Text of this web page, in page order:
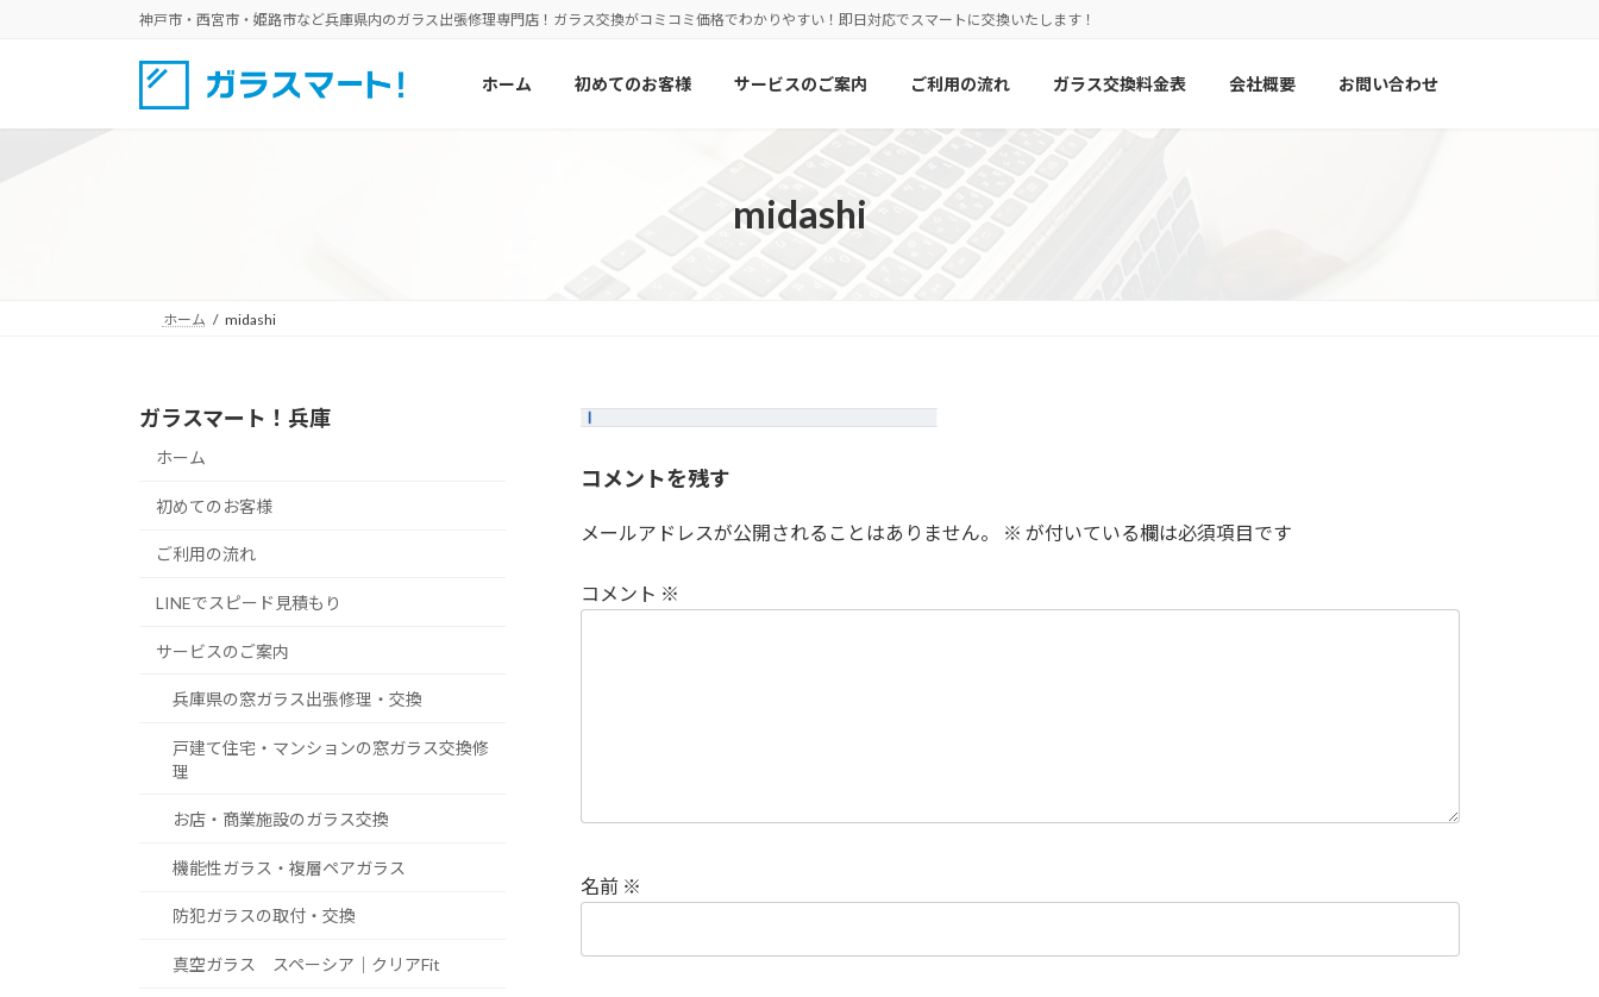
ツ
シ
神戸市・西宮市・姫路市など兵庫県内のガラス出張修理専門店！ガラス交換がコミコミ価格でわかりやすい！即日対応でスマートに交換いたします！
ホーム 初めてのお客様 サービスのご案内 ご利用の流れ ガラス交換料金表 会社概要 お問い合わせ
midashi
ホーム midashi
コメントを残す
メールアドレスが公開されることはありません。 ※ が付いている欄は必須項目です
コメント ※
名前 ※
ガラスマート！兵庫
ホーム
初めてのお客様
ご利用の流れ
LINEでスピード見積もり
サービスのご案内
兵庫県の窓ガラス出張修理・交換
戸建て住宅・マンションの窓ガラス交換修
理
お店・商業施設のガラス交換
機能性ガラス・複層ペアガラス
防犯ガラスの取付・交換
真空ガラス スペーシア｜クリアFit